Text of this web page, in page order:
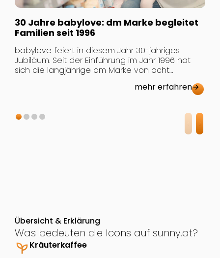
30 Jahre babylove: dm Marke begleitet
Familien seit 1996
babylove feiert in diesem Jahr 30-jähriges
Jubiläum. Seit der Einführung im Jahr 1996 hat
sich die langjährige dm Marke von acht
einem umfassenden Sortiment mit heute mehr
Verhältnis, Orientierung im Familienalltag und die
Weiterentwicklung entlang der Bedürfnisse von
mehr erfahrenarrow_forward
Übersicht & Erklärung
Was bedeuten die Icons auf sunny.at?
psychiatryKräuterkaffee